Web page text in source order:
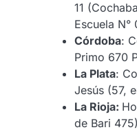
11
Escuela
Córdoba:
Primo 670
La Plata:
Jesús (57,
La Rioja:
de Bari